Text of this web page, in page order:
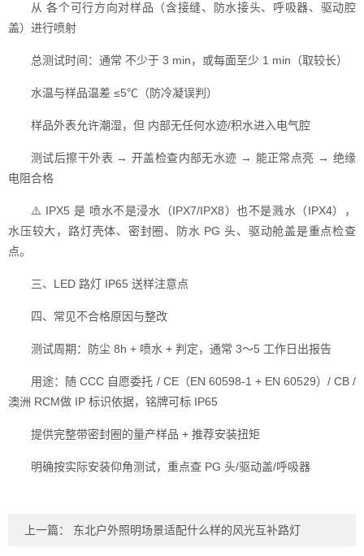
从 各个可行方向对样品（含接缝、防水接头、呼吸器、驱动腔
盖）进行喷射
总测试时间：通常 不少于 3 min，或每面至少 1 min（取较长）
水温与样品温差 ≤5℃（防冷凝误判）
样品外表允许潮湿，但 内部无任何水迹/积水进入电气腔
测试后擦干外表 → 开盖检查内部无水迹 → 能正常点亮 → 绝缘
电阻合格
⚠️ IPX5 是 喷水不是浸水（IPX7/IPX8）也不是溅水（IPX4），
水压较大，路灯壳体、密封圈、防水 PG 头、驱动舱盖是重点检查
点。
三、LED 路灯 IP65 送样注意点
四、常见不合格原因与整改
测试周期：防尘 8h + 喷水 + 判定，通常 3～5 工作日出报告
用途：随 CCC 自愿委托 / CE（EN 60598-1 + EN 60529）/ CB /
澳洲 RCM做 IP 标识依据，铭牌可标 IP65
提供完整带密封圈的量产样品 + 推荐安装扭矩
明确按实际安装仰角测试，重点查 PG 头/驱动盖/呼吸器
上一篇： 东北户外照明场景适配什么样的风光互补路灯